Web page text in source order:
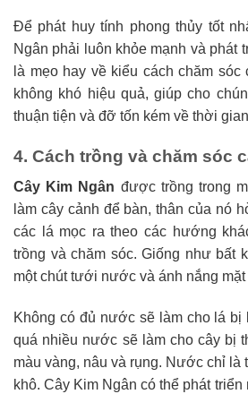
Để phát huy tính phong thủy tốt
Ngân phải luôn khỏe mạnh và phát
là mẹo hay về kiểu cách chăm sóc
không khó hiệu quả, giúp cho
thuận tiện và đỡ tốn kém về thời
4. Cách trồng và chăm sóc
Cây Kim Ngân được trồng trong
làm cây cảnh để bàn, thân của nó
các lá mọc ra theo các hướng
trồng và chăm sóc. Giống như bất
một chút tưới nước và ánh nắng
Không có đủ nước sẽ làm cho lá bị
quá nhiều nước sẽ làm cho cây bị
màu vàng, nâu và rụng. Nước chỉ là
khô. Cây Kim Ngân có thể phát